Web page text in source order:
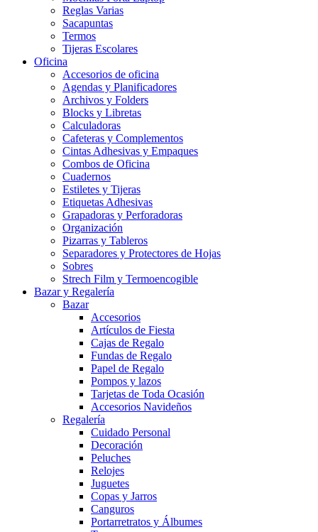
Reglas Varias
Sacapuntas
Termos
Tijeras Escolares
Oficina
Accesorios de oficina
Agendas y Planificadores
Archivos y Folders
Blocks y Libretas
Calculadoras
Cafeteras y Complementos
Cintas Adhesivas y Empaques
Combos de Oficina
Cuadernos
Estiletes y Tijeras
Etiquetas Adhesivas
Grapadoras y Perforadoras
Organización
Pizarras y Tableros
Separadores y Protectores de Hojas
Sobres
Strech Film y Termoencogible
Bazar y Regalería
Bazar
Accesorios
Artículos de Fiesta
Cajas de Regalo
Fundas de Regalo
Papel de Regalo
Pompos y lazos
Tarjetas de Toda Ocasión
Accesorios Navideños
Regalería
Cuidado Personal
Decoración
Peluches
Relojes
Juguetes
Copas y Jarros
Canguros
Portarretratos y Álbumes